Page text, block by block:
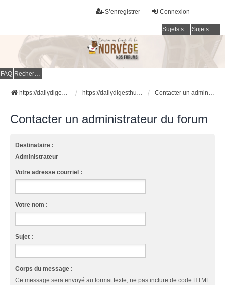
Connexion
S’enregistrer
Sujets sans réponse Sujets actifs
FAQ Rechercher
https://dailydigesthub.com https://dailydigesthub.com Contacter un administrateur du forum
Contacter un administrateur du forum
Destinataire :
Administrateur
Votre adresse courriel :
Votre nom :
Sujet :
Corps du message :
Ce message sera envoyé au format texte, ne pas inclure de code HTML